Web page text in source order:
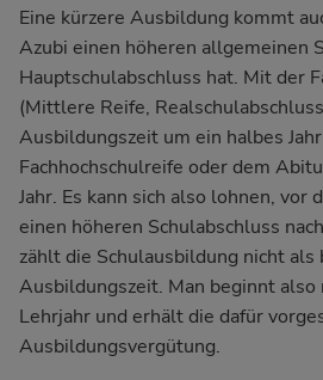
Eine kürzere Ausbildung kommt
Azubi einen höheren allgemeinen
Hauptschulabschluss hat. Mit der
(Mittlere Reife,
Ausbildungszeit um ein halbes
Fachhochschulreife oder dem
Jahr. Es kann sich also lohnen, vor
einen höheren Schulabschluss
zählt die Schulausbildung nicht
Ausbildungszeit. Man beginnt
Lehrjahr und erhält die dafür
Ausbildungsvergütung.